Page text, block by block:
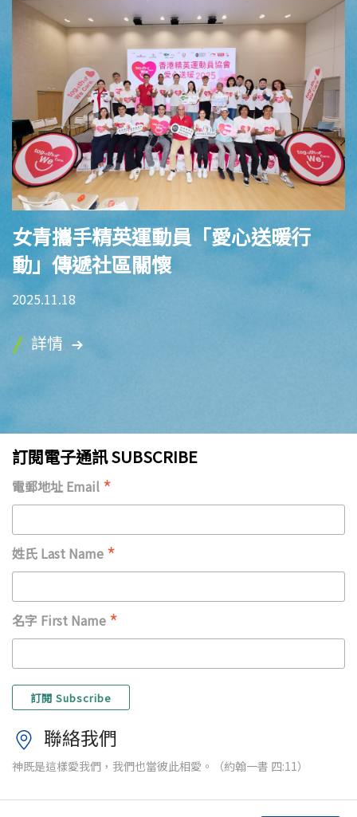
女青攜手精英運動員「愛心送暖行
動」傳遞社區關懷
2025.11.18
詳情
訂閱電子通訊 SUBSCRIBE
電郵地址 Email *
姓氏 Last Name *
名字 First Name *
聯絡我們
神既是這樣愛我們，我們也當彼此相愛。（約翰一書 四:11）